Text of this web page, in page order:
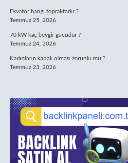
Ekvator hangi topraktadir ?
Temmuz 25, 2026
70 kW kaç beygir gücüdür ?
Temmuz 24, 2026
Kadınların kapalı olması zorunlu mu ?
Temmuz 23, 2026